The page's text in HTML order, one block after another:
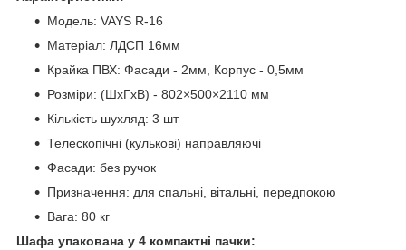
Модель: VAYS R-16
Матеріал: ЛДСП 16мм
Крайка ПВХ: Фасади - 2мм, Корпус - 0,5мм
Розміри: (ШхГхВ) - 802×500×2110 мм
Кількість шухляд: 3 шт
Телескопічні (кулькові) направляючі
Фасади: без ручок
Призначення: для спальні, вітальні, передпокою
Вага: 80 кг
Шафа упакована у 4 компактні пачки: